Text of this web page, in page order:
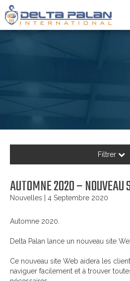
Filtrer
AUTOMNE 2020 – NOUVEAU
Nouvelles | 4 Septembre 2020
Automne 2020.
Delta Palan lance un nouveau site
Ce nouveau site Web aidera les
naviguer facilement et à trouver